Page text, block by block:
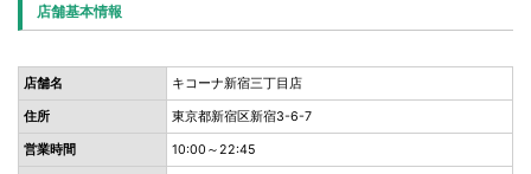
店舗基本情報
店舗名 キコーナ新宿三丁目店
住所 東京都新宿区新宿3-6-7
営業時間 10:00～22:45